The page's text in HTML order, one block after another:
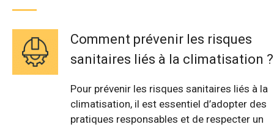
Comment prévenir les risques
sanitaires liés à la climatisation ?
Pour prévenir les risques sanitaires liés à la
climatisation, il est essentiel d’adopter des
pratiques responsables et de respecter un